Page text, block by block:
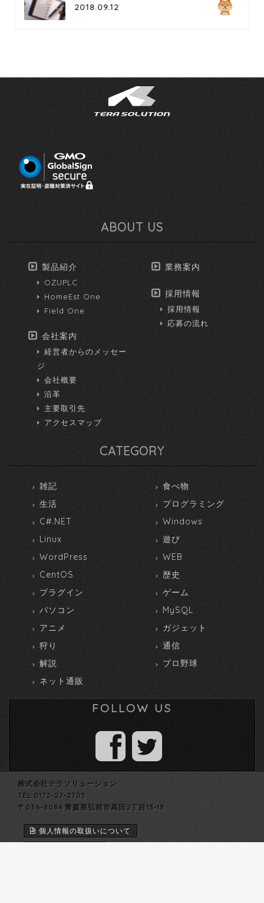
2018.09.12
ABOUT US
製品紹介
OZUPLC
HomeEst One
Field One
会社案内
経営者からのメッセー
ジ
会社概要
沿革
主要取引先
アクセスマップ
業務案内
採用情報
採用情報
応募の流れ
CATEGORY
雑記
食べ物
生活
プログラミング
C#.NET
Windows
Linux
遊び
WordPress
WEB
CentOS
歴史
プラグイン
ゲーム
パソコン
MySQL
アニメ
ガジェット
狩り
通信
解説
プロ野球
ネット通販
FOLLOW US
株式会社テラソリューション
TEL 0172-27-2705
〒036-8084 青森県弘前市高田2丁目13-18
個人情報の取扱いについて